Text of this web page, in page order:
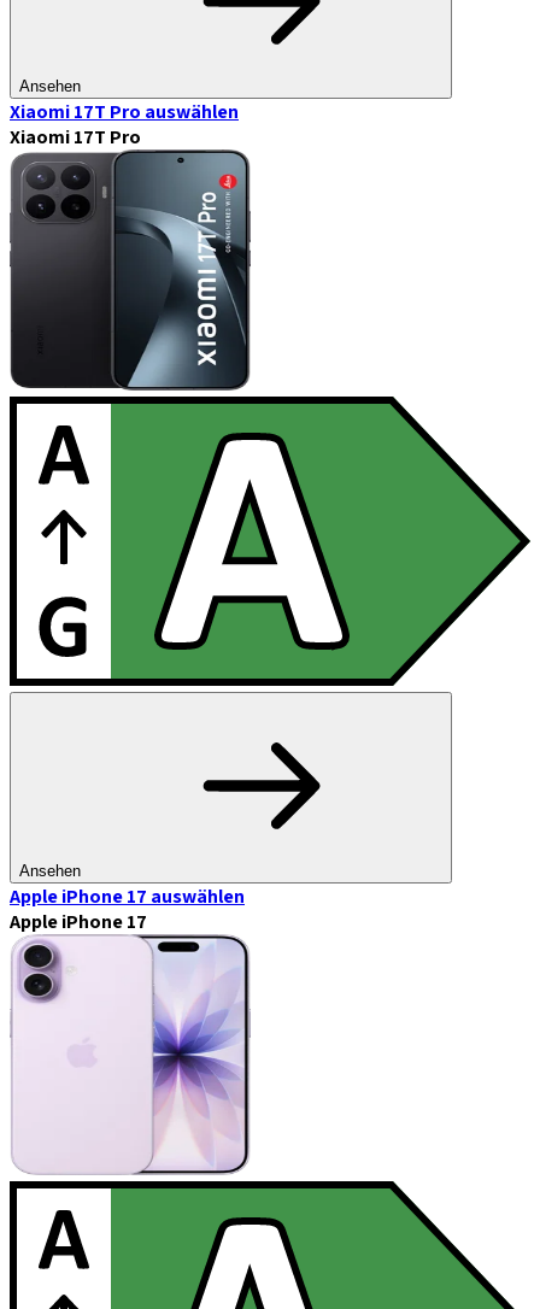
Ansehen
Xiaomi 17T Pro auswählen
Xiaomi 17T Pro
Ansehen
Apple iPhone 17 auswählen
Apple iPhone 17